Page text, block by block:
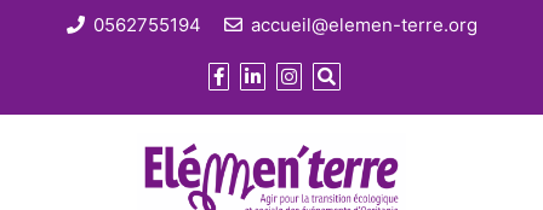
0562755194 accueil@elemen-terre.org